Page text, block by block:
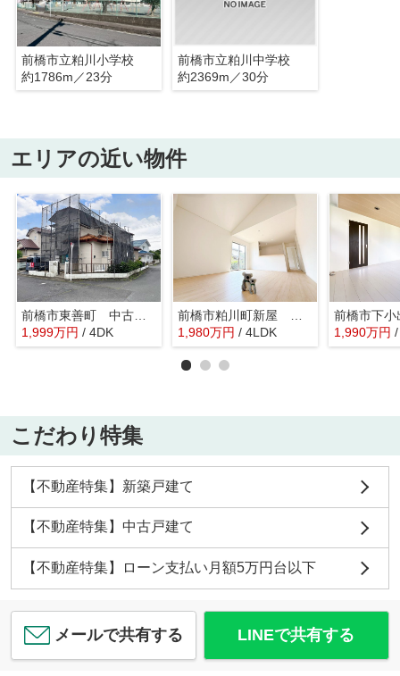
前橋市立粕川小学校
約1786m／23分
前橋市立粕川中学校
約2369m／30分
エリアの近い物件
前橋市東善町 中古住宅
1,999万円 / 4DK
1,980万円 / 4LDK 1,990万円
こだわり特集
【不動産特集】新築戸建て
【不動産特集】中古戸建て
【不動産特集】ローン支払い月額5万円台以下
メールで共有する LINEで共有する